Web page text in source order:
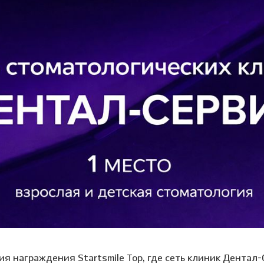
детского зуба
зубов особенным
уздечки
Съемное протезирование
Лечение ВНЧС
Пародонтология
Консервативная
пародонтология
Хирургическая
пародонтология
Лечение под
Лечение под
Удаление
Удаление
Лечение
награждения Startsmile Top, где сеть клиник Дентал-